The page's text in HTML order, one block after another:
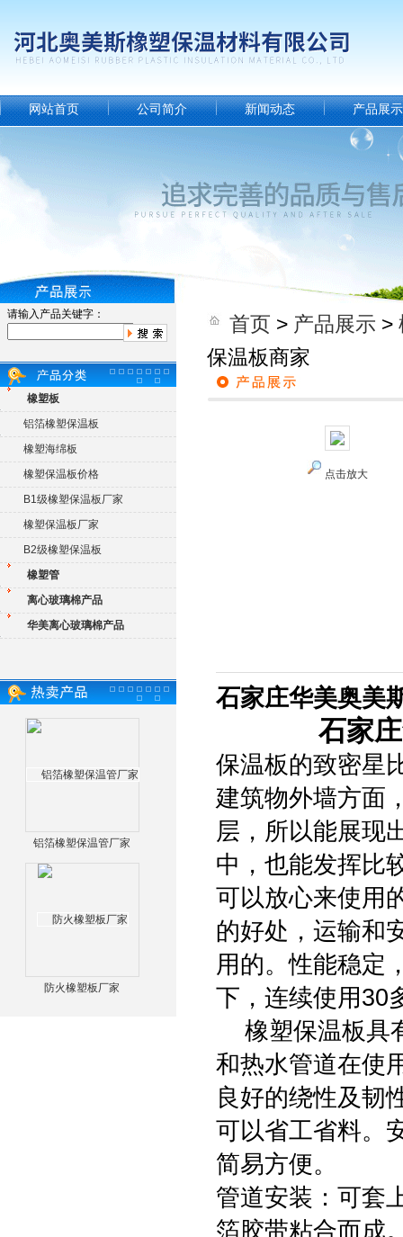
网站首页 公司简介 新闻动态 产品展示
请输入产品关键字：
橡塑板
铝箔橡塑保温板
橡塑海绵板
橡塑保温板价格
B1级橡塑保温板厂家
橡塑保温板厂家
B2级橡塑保温板
橡塑管
离心玻璃棉产品
华美离心玻璃棉产品
铝箔橡塑保温管厂家
防火橡塑板厂家
首页 > 产品展示 >
保温板商家
点击放大
石家庄华美奥美
石家
保温板的致密星
建筑物外墙方面
层，所以能展现
中，也能发挥比
可以放心来使用
的好处，运输和
用的。性能稳定
下，连续使用30
橡塑保温板具
和热水管道在使
良好的绕性及韧
可以省工省料。
简易方便。
管道安装：可套
箔胶带粘合而成